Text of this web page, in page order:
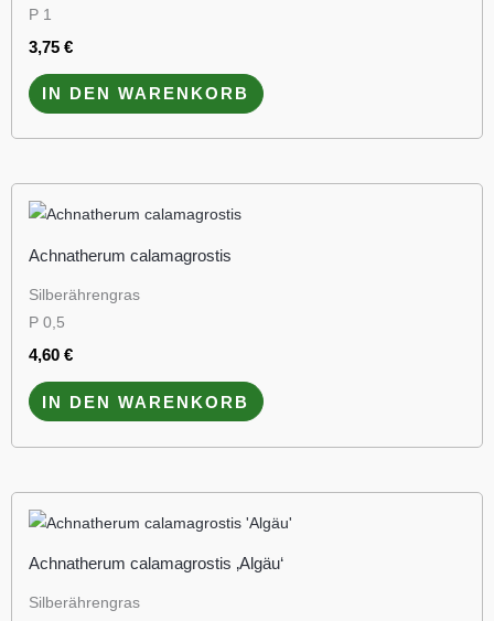
P 1
3,75 €
IN DEN WARENKORB
Achnatherum calamagrostis
Silberährengras
P 0,5
4,60 €
IN DEN WARENKORB
Achnatherum calamagrostis ‚Algäu‘
Silberährengras